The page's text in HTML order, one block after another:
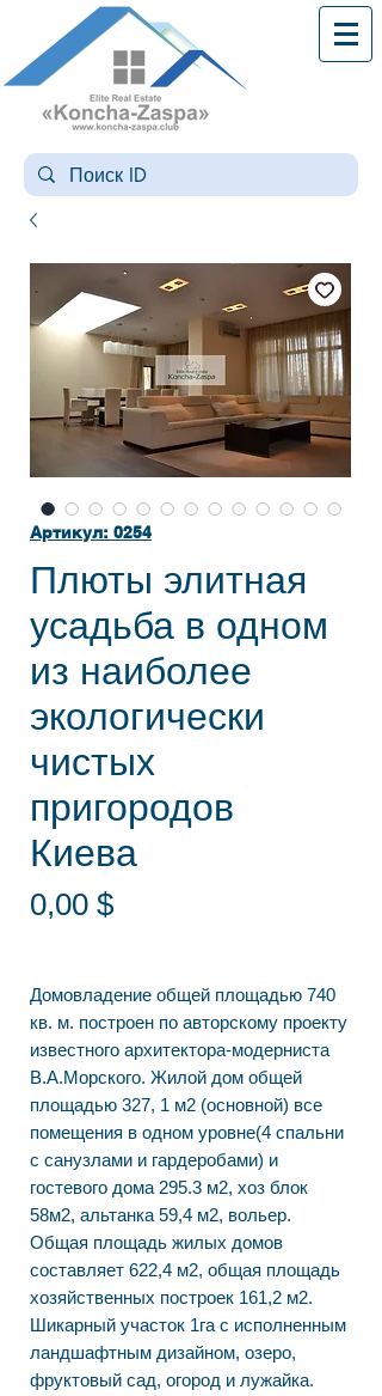
Артикул: 0254
Плюты элитная
усадьба в одном
из наиболее
экологически
чистых
пригородов
Киева
0,00 $Цена
Домовладение общей площадью 740
кв. м. построен по авторскому проекту
известного архитектора-модерниста
В.А.Морского. Жилой дом общей
площадью 327, 1 м2 (основной) все
помещения в одном уровне(4 спальни
с санузлами и гардеробами) и
гостевого дома 295.3 м2, хоз блок
58м2, альтанка 59,4 м2, вольер.
Общая площадь жилых домов
составляет 622,4 м2, общая площадь
хозяйственных построек 161,2 м2.
Шикарный участок 1га с исполненным
ландшафтным дизайном, озеро,
фруктовый сад, огород и лужайка.